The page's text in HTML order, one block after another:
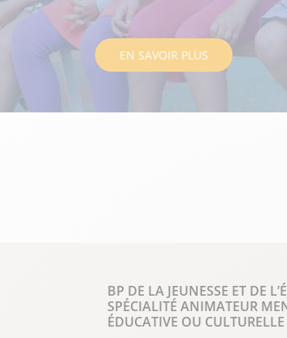
EN SAVOIR PLUS
Le secteur de l'animation
BP DE LA JEUNESSE ET DE
SPÉCIALITÉ ANIMATEUR
ÉDUCATIVE OU CULTURELLE